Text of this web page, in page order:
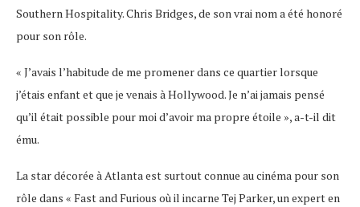
Southern Hospitality. Chris Bridges, de son vrai nom a été honoré
pour son rôle.
« J’avais l’habitude de me promener dans ce quartier lorsque
j’étais enfant et que je venais à Hollywood. Je n’ai jamais pensé
qu’il était possible pour moi d’avoir ma propre étoile », a-t-il dit
ému.
La star décorée à Atlanta est surtout connue au cinéma pour son
rôle dans « Fast and Furious où il incarne Tej Parker, un expert en